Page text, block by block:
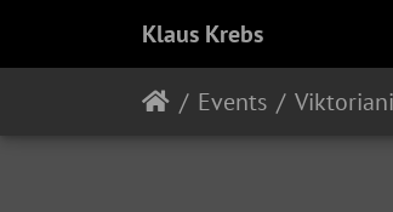
Klaus Krebs
Events